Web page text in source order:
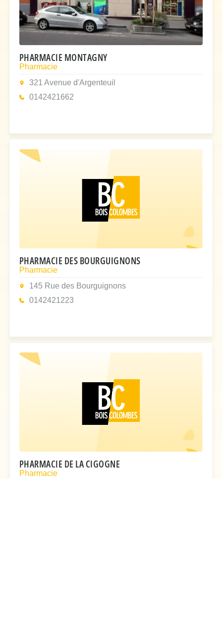
PHARMACIE MONTAGNY
Pharmacie
321 Avenue d'Argenteuil
0142421662
PHARMACIE DES BOURGUIGNONS
Pharmacie
145 Rue des Bourguignons
0142421223
PHARMACIE DE LA CIGOGNE
Pharmacie